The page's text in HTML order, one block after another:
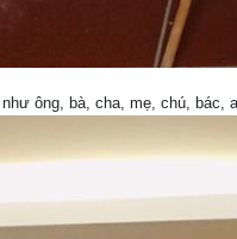
ông, bà, cha, mẹ, chú,